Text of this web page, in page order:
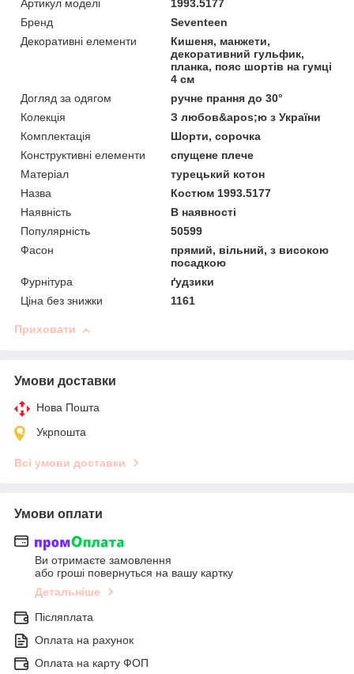
Артикул моделі
1993.5177
Бренд
Seventeen
Декоративні елементи
Кишеня, манжети,
декоративний гульфик,
планка, пояс шортів на гумці
4 см
Догляд за одягом
ручне прання до 30°
Колекція
З любов&apos;ю з України
Комплектація
Шорти, сорочка
Конструктивні елементи
спущене плече
Матеріал
турецький котон
Назва
Костюм 1993.5177
Наявність
В наявності
Популярність
50599
Фасон
прямий, вільний, з високою
посадкою
Фурнітура
ґудзики
Ціна без знижки
1161
Приховати
Умови доставки
Нова Пошта
Укрпошта
Всі умови доставки
Умови оплати
Ви отримаєте замовлення
або гроші повернуться на вашу картку
Детальніше
Післяплата
Оплата на рахунок
Оплата на карту ФОП